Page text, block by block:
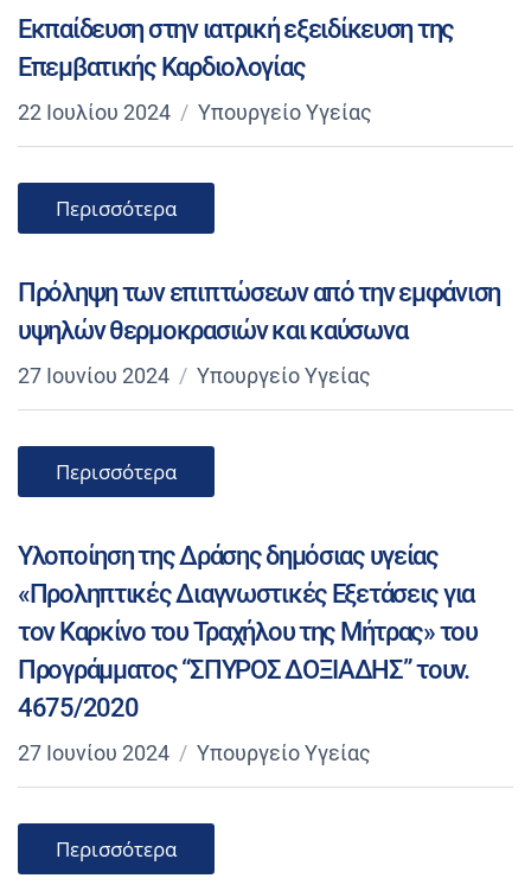
Εκπαίδευση στην ιατρική εξειδίκευση της
Επεμβατικής Καρδιολογίας
22 Ιουλίου 2024 Υπουργείο Υγείας
Περισσότερα
Πρόληψη των επιπτώσεων από την εμφάνιση
υψηλών θερμοκρασιών και καύσωνα
27 Ιουνίου 2024 Υπουργείο Υγείας
Περισσότερα
Υλοποίηση της Δράσης δημόσιας υγείας
«Προληπτικές Διαγνωστικές Εξετάσεις για
τον Καρκίνο του Τραχήλου της Μήτρας» του
Προγράμματος “ΣΠΥΡΟΣ ΔΟΞΙΑΔΗΣ” τουν.
4675/2020
27 Ιουνίου 2024 Υπουργείο Υγείας
Περισσότερα